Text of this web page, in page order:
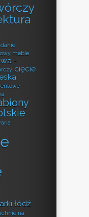
meble
-
cięcie
łódź
na